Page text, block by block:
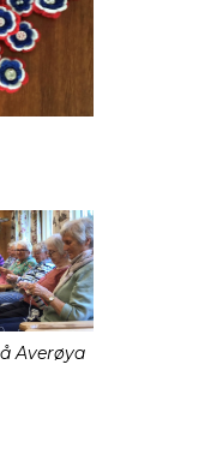
Averøya